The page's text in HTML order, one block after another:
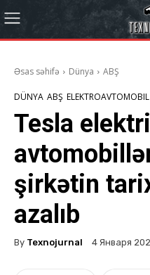
Əsas səhifə Dünya ABŞ
DÜNYA ABŞ ELEKTROAVTOMOBIL
Tesla
şirkətin
azalıb
By Texnojurnal 4 Января